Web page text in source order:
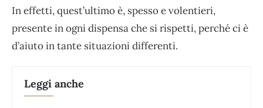
In effetti, quest’ultimo è, spesso e volentieri,
presente in ogni dispensa che si rispetti, perché ci è
d’aiuto in tante situazioni differenti.
Leggi anche